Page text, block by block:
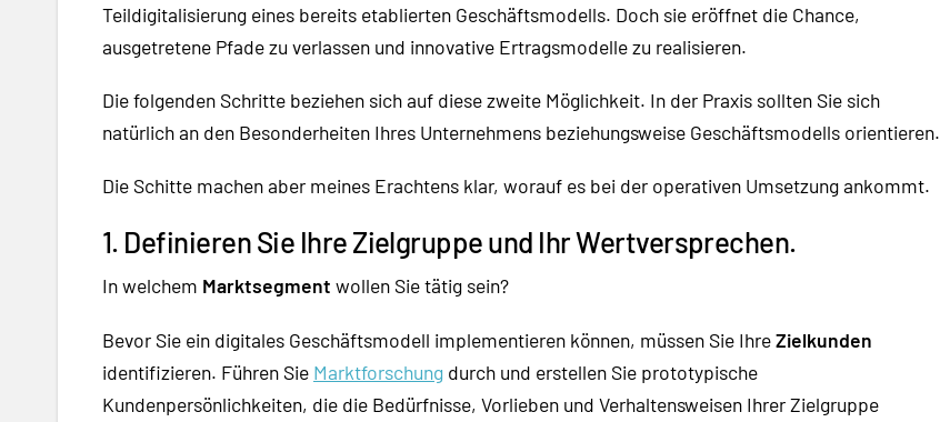
Teildigitalisierung eines bereits etablierten Geschäftsmodells. Doch sie eröffnet die Chance,
ausgetretene Pfade zu verlassen und innovative Ertragsmodelle zu realisieren.
Die folgenden Schritte beziehen sich auf diese zweite Möglichkeit. In der Praxis sollten Sie sich
natürlich an den Besonderheiten Ihres Unternehmens beziehungsweise Geschäftsmodells orientieren.
Die Schitte machen aber meines Erachtens klar, worauf es bei der operativen Umsetzung ankommt.
1. Definieren Sie Ihre Zielgruppe und Ihr Wertversprechen.
In welchem Marktsegment wollen Sie tätig sein?
Bevor Sie ein digitales Geschäftsmodell implementieren können, müssen Sie IhreZielkunden
identifizieren. Führen Sie Marktforschung durch und erstellen Sie prototypische
Kundenpersönlichkeiten, die die Bedürfnisse, Vorlieben und Verhaltensweisen Ihrer Zielgruppe